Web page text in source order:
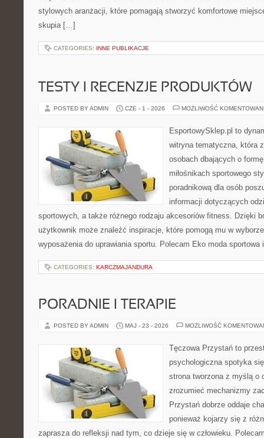
stylowych aranżacji, które pomagają stworzyć komfortowe
skupia […]
CATEGORIES: INNE PUBLIKACJE
TESTY I RECENZJE PRODUKTÓW
POSTED BY ADMIN CZE - 1 - 2026 MOŻLIWOŚĆ
EsportowySklep.pl to
witryna tematyczna, która
osobach dbających o
miłośnikach sportowego
poradnikową dla osób
informacji dotyczących
sportowych, a także różnego rodzaju akcesoriów fitness. Dzięki
użytkownik może znaleźć inspiracje, które pomogą mu w
wyposażenia do uprawiania sportu. Polecam Eko moda
CATEGORIES: KARCZMAJANDURA
PORADNIE I TERAPIE
POSTED BY ADMIN MAJ - 23 - 2026 MOŻLIWOŚĆ
Tęczowa Przystań to
psychologiczna spotyka
strona tworzona z myślą o
zrozumieć mechanizmy
Przystań dobrze oddaje
ponieważ kojarzy się z
zaprasza do refleksji nad tym, co dzieje się w człowieku.